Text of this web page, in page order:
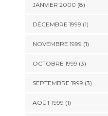
JANVIER 2000 (8)
DÉCEMBRE 1999 (1)
NOVEMBRE 1999 (1)
OCTOBRE 1999 (3)
SEPTEMBRE 1999 (3)
AOÛT 1999 (1)